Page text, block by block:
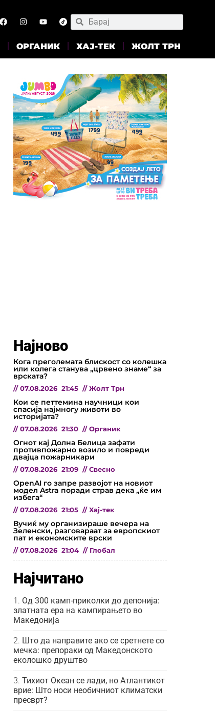
ОРГАНИК ХАЈ-ТЕК ЖОЛТ ТРН
Најново
Кога преголемата блискост со колешка
или колега станува „црвено знаме“ за
врската?
// 07.08.2026 21:45 // Жолт Трн
Кои се петтемина научници кои
спасија најмногу животи во
историјата?
// 07.08.2026 21:30 // Органик
Огнот кај Долна Белица зафати
противпожарно возило и повреди
двајца пожарникари
// 07.08.2026 21:09 // Свесно
OpenAI го запре развојот на новиот
модел Astra поради страв дека „ќе им
избега“
// 07.08.2026 21:05 // Хај-тек
Вучиќ му организираше вечера на
Зеленски, разговараат за европскиот
пат и економските врски
// 07.08.2026 21:04 // Глобал
Најчитано
Од 300 камп-приколки до депонија:
златната ера на кампирањето во
Македонија
Што да направите ако се сретнете со
мечка: препораки од Македонското
еколошко друштво
Тихиот Океан се лади, но Атлантикот
врие: Што носи необичниот климатски
пресврт?